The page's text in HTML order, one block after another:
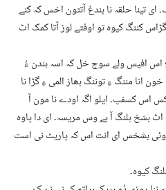
تینا حلقہ نا بندغ آتتون اخس کہ کنے
کننگ کیوہ تو اوفتے لوز آتا کمک اٹ
اس افیس ولے سوچ خل کہ اسہ ہندن ءُ
انا مننگ ءِ توننگ بھاز المی ءِ گڑا نا
اس کسفپ۔ ایلو اگہ اودے نا مون آ
اٹ بشخ ہلنگ آ بے وس مریسہ۔ ای دا پاوہ
بشخس ای انت اس کہ پاریٹ نی است
کیوہ۔